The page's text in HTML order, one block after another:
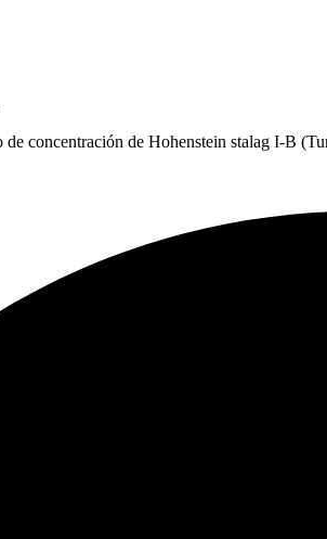
de concentración de Hohenstein stalag I-B